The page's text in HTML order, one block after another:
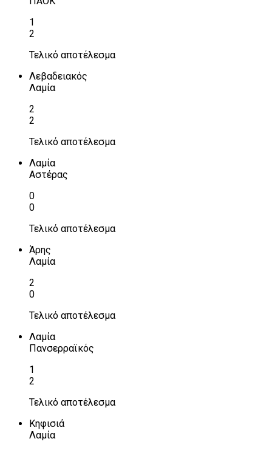
1
2
Τελικό αποτέλεσμα
Λεβαδειακός
Λαμία
2
2
Τελικό αποτέλεσμα
Λαμία
Αστέρας
0
0
Τελικό αποτέλεσμα
Άρης
Λαμία
2
0
Τελικό αποτέλεσμα
Λαμία
Πανσερραϊκός
1
2
Τελικό αποτέλεσμα
Κηφισιά
Λαμία